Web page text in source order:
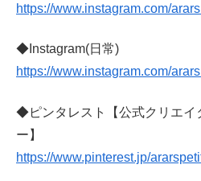
https://www.instagram.com/
◆Instagram(日常)
https://www.instagram.com/
◆ピンタレスト【公式クリエイ
ー】
https://www.pinterest.jp/